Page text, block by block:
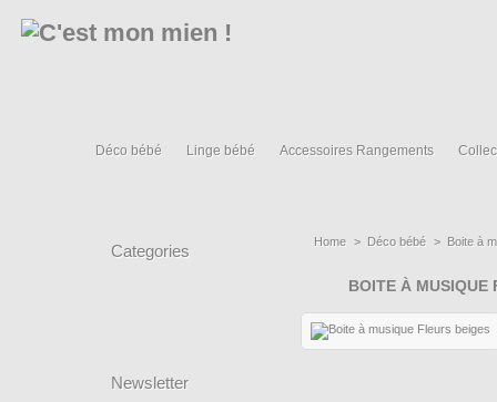
Déco bébé Linge bébé Accessoires Rangements
Categories
Newsletter
Home > Déco bébé > Boite à
BOITE À MUSIQUE